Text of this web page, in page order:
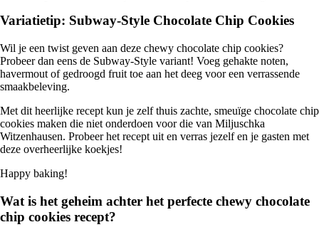
Variatietip: Subway-Style Chocolate Chip Cookies
Wil je een twist geven aan deze chewy chocolate chip cookies?
Probeer dan eens de Subway-Style variant! Voeg gehakte noten,
havermout of gedroogd fruit toe aan het deeg voor een verrassende
smaakbeleving.
Met dit heerlijke recept kun je zelf thuis zachte, smeuïge chocolate chip
cookies maken die niet onderdoen voor die van Miljuschka
Witzenhausen. Probeer het recept uit en verras jezelf en je gasten met
deze overheerlijke koekjes!
Happy baking!
Wat is het geheim achter het perfecte chewy chocolate
chip cookies recept?